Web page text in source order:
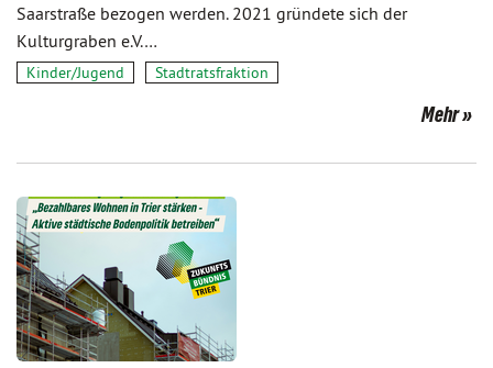
Saarstraße bezogen werden. 2021 gründete sich der
Kulturgraben e.V.…
Kinder/Jugend Stadtratsfraktion
Mehr